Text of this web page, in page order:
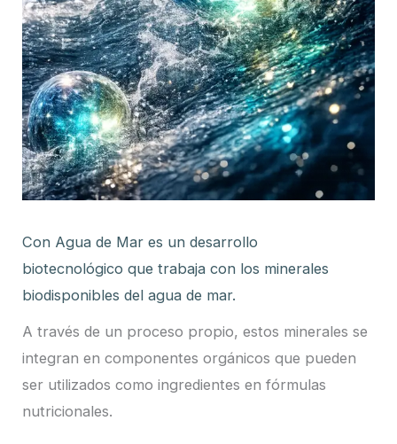
Con Agua de Mar es un desarrollo
biotecnológico que trabaja con los minerales
biodisponibles del agua de mar.
A través de un proceso propio, estos minerales se
integran en componentes orgánicos que pueden
ser utilizados como ingredientes en fórmulas
nutricionales.